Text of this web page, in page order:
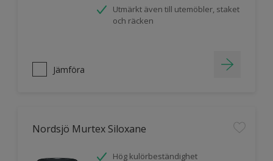
Utmärkt även till utemöbler, staket
och räcken
Jämföra
Nordsjö Murtex Siloxane
Hög kulörbeständighet